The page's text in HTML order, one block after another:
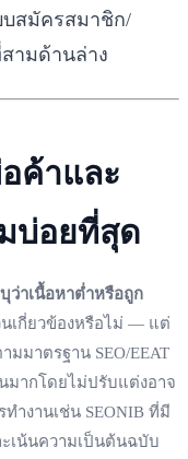
บสมัครสมาชิก/
ามด้านล่าง
ค้าและ
บ่อยที่สุด
ว่าเนื้อหาต่ำหรือถูก
เกี่ยวข้องหรือไม่ — แต่
มาตรฐาน SEO/EEAT
มากโดยไม่ปรับแต่งอาจ
ำงานเช่น SEONIB ที่มี
ะเน้นความเป็นต้นฉบับ